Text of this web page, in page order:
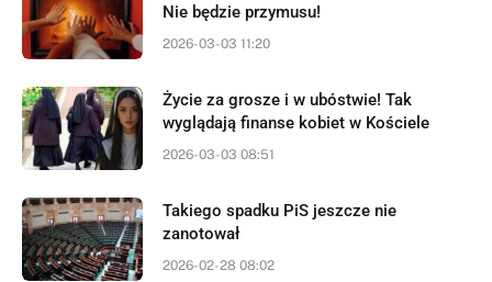
Nie będzie przymusu!
2026-03-03 11:20
Życie za grosze i w ubóstwie! Tak
wyglądają finanse kobiet w Kościele
2026-03-03 08:51
Takiego spadku PiS jeszcze nie
zanotował
2026-02-28 08:02